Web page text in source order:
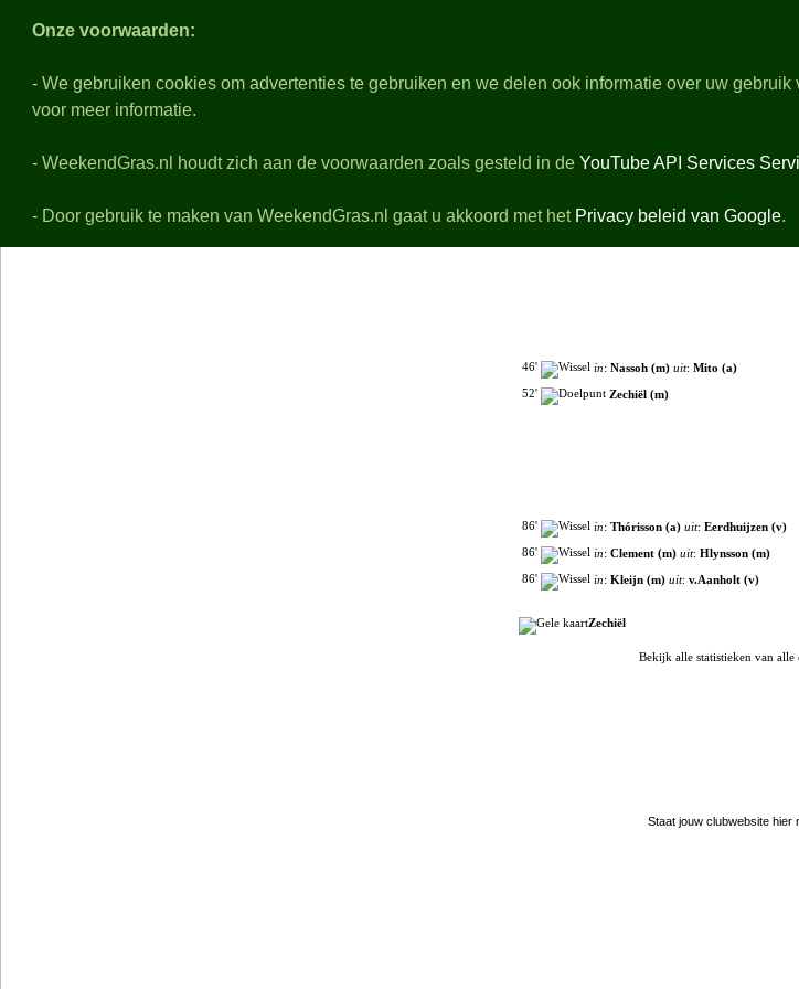
Onze voorwaarden:
- We gebruiken cookies om advertenties te gebruiken en we delen ook informatie over uw
voor meer informatie.
- WeekendGras.nl houdt zich aan de voorwaarden zoals gesteld in de YouTube API Services
- Door gebruik te maken van WeekendGras.nl gaat u akkoord met het Privacy beleid van Google.
Zondag 18 Mei 2025
Sparta R'dam
+ Opstellingen
46' in: Nassoh (m) uit: Mito (a)
52' Zechiël (m)
86' in: Thórisson (a) uit: Eerdhuijzen (v)
86' in: Clement (m) uit: Hlynsson (m)
86' in: Kleijn (m) uit: v.Aanholt (v)
Zechiël
Bekijk alle statistieken van alle
Staat jouw clubwebsite hier